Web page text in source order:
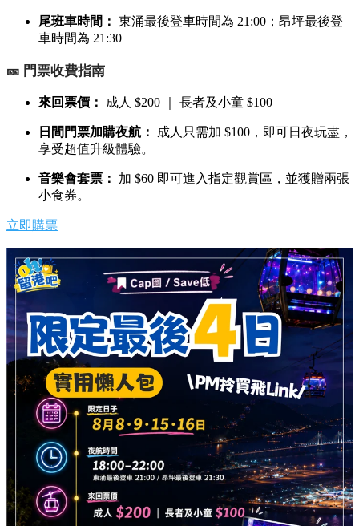
尾班車時間： 東涌最後登車時間為 21:00；昂坪最後登
車時間為 21:30
🎫 門票收費指南
來回票價： 成人 $200 ｜ 長者及小童 $100
日間門票加購夜航：
成人只需加 $100，即可日夜玩盡，
享受超值升級體驗。
音樂會套票：
加 $60 即可進入指定觀賞區，並獲贈兩張
小食券。
立即購票